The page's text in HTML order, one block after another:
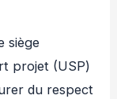
siège
projet (USP)
du respect